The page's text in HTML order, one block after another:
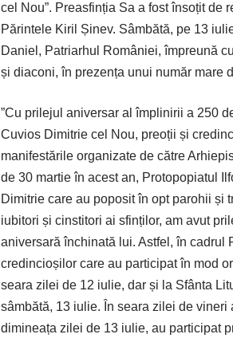
cel Nou”. Preasfinția Sa a fost însoțit de
Părintele Kiril Șinev. Sâmbătă, pe 13
Daniel, Patriarhul României, împreună
și diaconi, în prezența unui număr mare
”Cu prilejul aniversar al împlinirii a 250
Cuvios Dimitrie cel Nou, preoții și
manifestările organizate de către
de 30 martie în acest an, Protopopiatul
Dimitrie care au poposit în opt parohii și
iubitori și cinstitori ai sfinților, am avut
aniversară închinată lui. Astfel, în cadrul
credincioșilor care au participat în mod
seara zilei de 12 iulie, dar și la Sfânta
sâmbătă, 13 iulie. În seara zilei de
dimineața zilei de 13 iulie, au participat